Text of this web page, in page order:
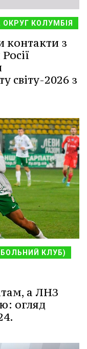
КОЛУМБІЯ
контакти з
світу-2026 з
КЛУБ)
а ЛНЗ
огляд